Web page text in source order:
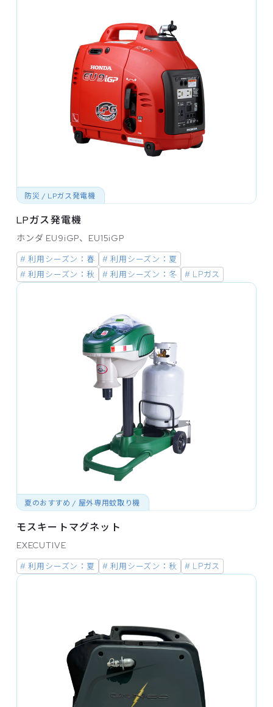
防災 / LPガス発電機
LPガス発電機
ホンダ EU9iGP、EU15iGP
# 利用シーズン：春
# 利用シーズン：夏
# 利用シーズン：秋
# 利用シーズン：冬 # LPガス
夏のおすすめ / 屋外専用蚊取り機
モスキートマグネット
EXECUTIVE
# 利用シーズン：夏 # 利用シーズン：秋 # LPガス